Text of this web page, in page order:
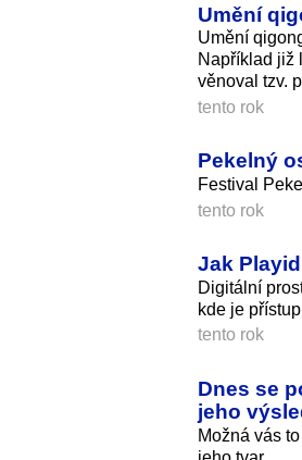
Umění
Umění
Například již
věnoval tzv.
tento rok
Pekelný
Festival
tento rok
Jak
Digitální
kde je
tento rok
Dnes se
jeho
Možná vás